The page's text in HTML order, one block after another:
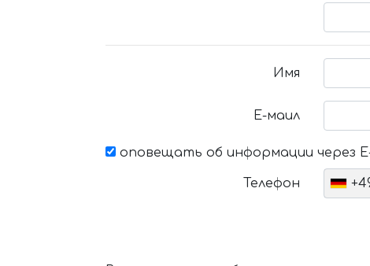
Имя
Е-маил
оповещать об информации через
Телефон